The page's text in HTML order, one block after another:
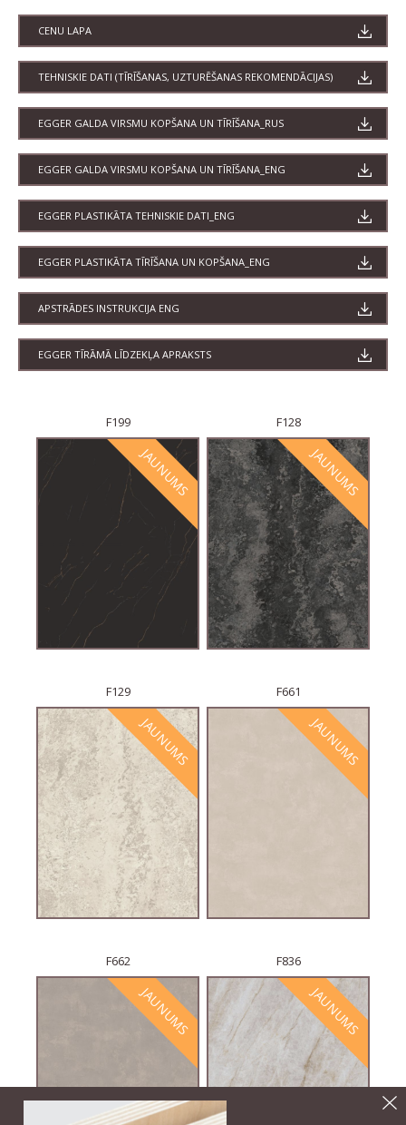
CENU LAPA
TEHNISKIE DATI (TĪRĪŠANAS, UZTURĒŠANAS REKOMENDĀCIJAS)
EGGER GALDA VIRSMU KOPŠANA UN TĪRĪŠANA_RUS
EGGER GALDA VIRSMU KOPŠANA UN TĪRĪŠANA_ENG
EGGER PLASTIKĀTA TEHNISKIE DATI_ENG
EGGER PLASTIKĀTA TĪRĪŠANA UN KOPŠANA_ENG
APSTRĀDES INSTRUKCIJA ENG
EGGER TĪRĀMĀ LĪDZEKĻA APRAKSTS
F199
JAUNUMS
F128
JAUNUMS
F129
JAUNUMS
F661
JAUNUMS
F662
JAUNUMS
F836
JAUNUMS